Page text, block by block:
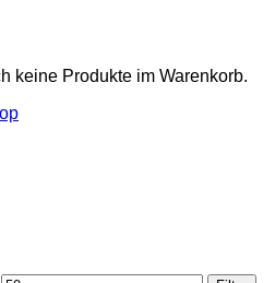
keine Produkte im Warenkorb.